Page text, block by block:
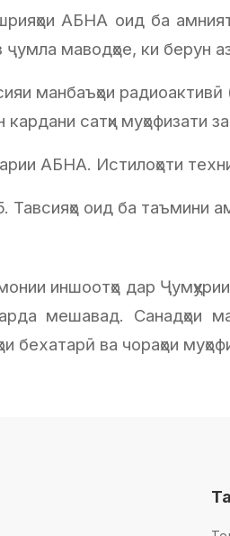
АБНА оид ба
ҷумла маводҳое, ки берун
манбаъҳои
кардани сатҳи муҳофизати
АБНА. Истилоҳоти
Тавсияҳо оид ба таъмини
иншоотҳо дар
мешавад. Санадҳои
бехатарӣ ва чораҳои